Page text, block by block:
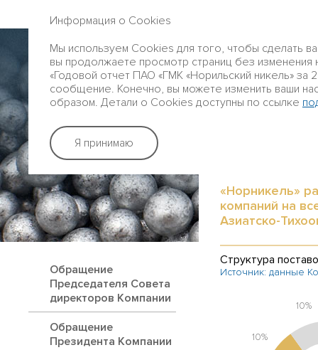
ГОДОВОЙ ОТЧЕТ 2016
Профиль
Группы
Обращение
Председателя Совета
директоров Компании
Обращение
Президента Компании
«Норникель»
компаний на
Азиатско-
Структура
Источник: данные
10%
10%
Информация о Cookies
Мы используем Cookies для того, чтобы сделать
вы продолжаете просмотр страниц без изменения
«Годовой отчет ПАО «ГМК «Норильский никель» за
сообщение. Конечно, вы можете изменить ваши
образом. Детали о Cookies доступны по ссылке
Я принимаю